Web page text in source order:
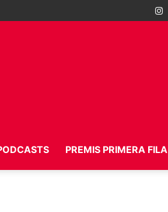
PREMIS PRIMERA FILA